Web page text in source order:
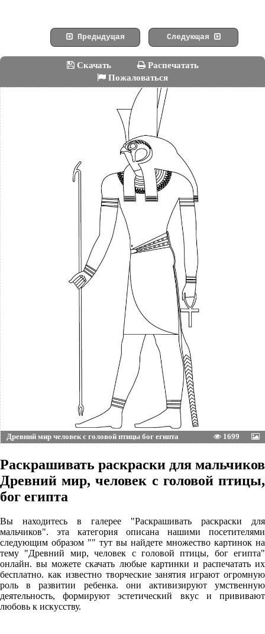
Предыдущая Следующая
Скачать
Распечатать
Пожаловаться
Древний мир человек с головой птицы бог египта 1699
Раскрашивать раскраски для мальчиков
Древний мир, человек с головой птицы,
бог египта
Вы находитесь в галерее "Раскрашивать раскраски для
мальчиков". эта категория описана нашими посетителями
следующим образом "" тут вы найдете множество картинок на
тему "Древний мир, человек с головой птицы, бог египта"
онлайн. вы можете скачать любые картинки и распечатать их
бесплатно. как известно творческие занятия играют огромную
роль в развитии ребенка. они активизируют умственную
деятельность, формируют эстетический вкус и прививают
любовь к искусству.